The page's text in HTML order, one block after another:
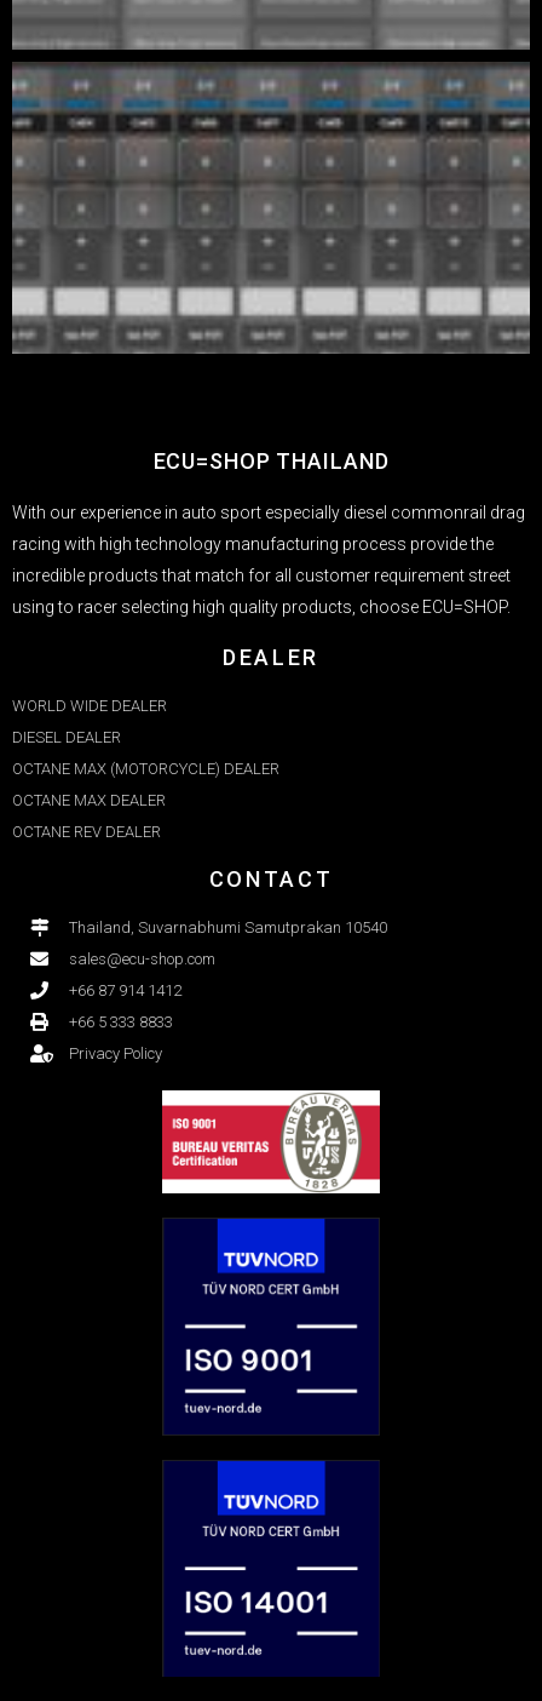
ECU=SHOP THAILAND
With our experience in auto sport especially diesel commonrail drag
racing with high technology manufacturing process provide the
incredible products that match for all customer requirement street
using to racer selecting high quality products, choose ECU=SHOP.
DEALER
WORLD WIDE DEALER
DIESEL DEALER
OCTANE MAX (MOTORCYCLE) DEALER
OCTANE MAX DEALER​
OCTANE REV DEALER
CONTACT
Thailand, Suvarnabhumi Samutprakan 10540
sales@ecu-shop.com
+66 87 914 1412
+66 5 333 8833
Privacy Policy